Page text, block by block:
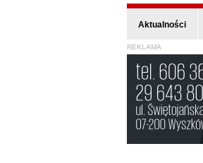
Aktualności
REKLAMA